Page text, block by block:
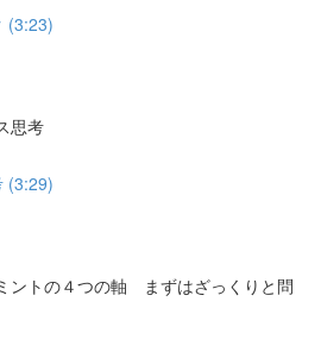
(3:23)
思考
(3:29)
トの４つの軸 まずはざっくりと問